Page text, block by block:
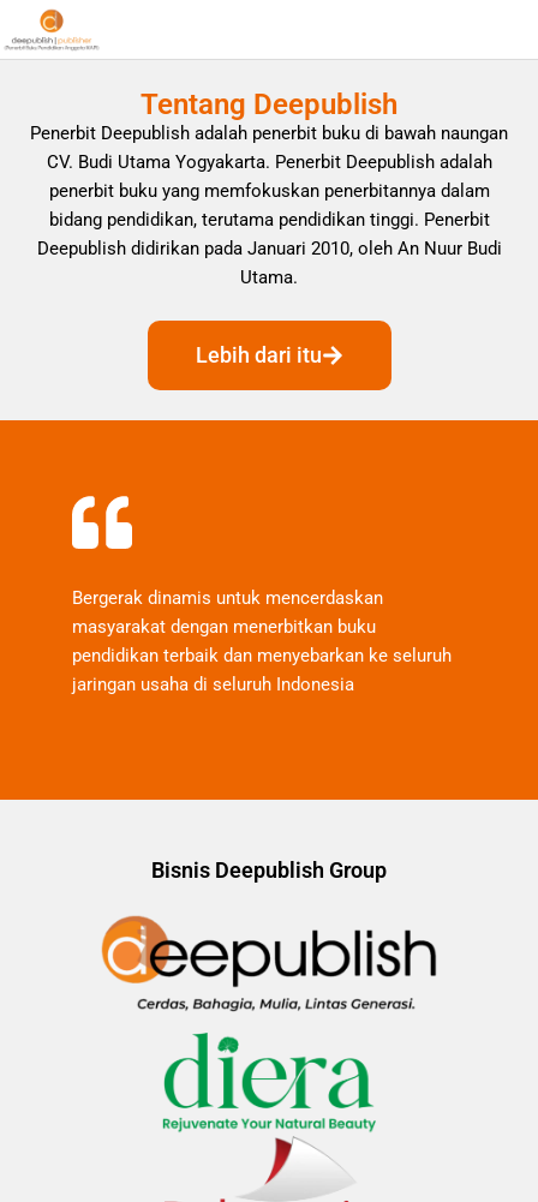
Tentang Deepublish
Penerbit Deepublish adalah penerbit buku di bawah naungan
CV. Budi Utama Yogyakarta. Penerbit Deepublish adalah
penerbit buku yang memfokuskan penerbitannya dalam
bidang pendidikan, terutama pendidikan tinggi. Penerbit
Deepublish didirikan pada Januari 2010, oleh An Nuur Budi
Utama.
Lebih dari itu
Bergerak dinamis untuk mencerdaskan
masyarakat dengan menerbitkan buku
pendidikan terbaik dan menyebarkan ke seluruh
jaringan usaha di seluruh Indonesia
Bisnis Deepublish Group